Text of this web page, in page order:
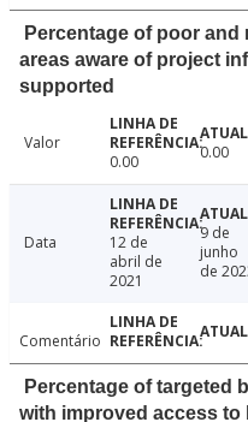
Percentage of poor
areas aware of project
supported
Valor
0.00
0.00
Data
12 de
abril de
2021
9 de
junho
de
Comentário
Percentage of targeted
with improved access to